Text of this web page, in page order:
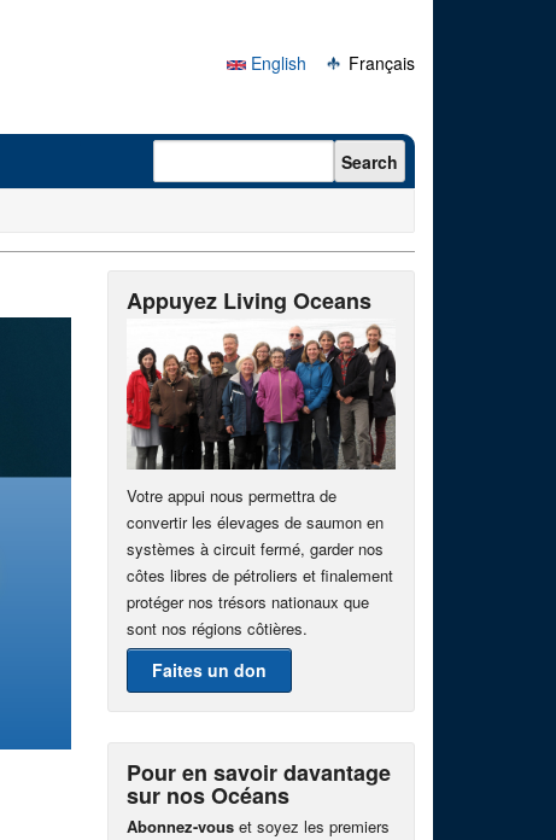
English
Français
Search form Search
Appuyez Living Oceans
Votre appui nous permettra de
convertir les élevages de saumon en
systèmes à circuit fermé, garder nos
côtes libres de pétroliers et finalement
protéger nos trésors nationaux que
sont nos régions côtières.
Faites un don
Pour en savoir davantage
sur nos Océans
Abonnez-vous et soyez les premiers